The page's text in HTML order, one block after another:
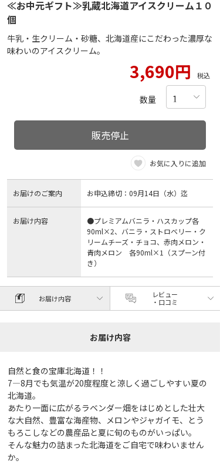
≪お中元ギフト≫乳蔵北海道アイスクリーム１０
個
牛乳・生クリーム・砂糖、北海道産にこだわった濃厚な
味わいのアイスクリーム。
3,690円 税込
数量
販売停止
お気に入りに追加
お届けのご案内 お申込締切：09月14日（水）迄
お届け内容
●プレミアムバニラ・ハスカップ各
90ml×2、バニラ・ストロベリー・ク
リームチーズ・チョコ、赤肉メロン・
青肉メロン 各90ml×1（スプーン付
き）
お届け内容
レビュー
・口コミ
お届け内容
自然と食の宝庫北海道！！
7―8月でも気温が20度程度と涼しく過ごしやすい夏の
北海道。
あたり一面に広がるラベンダー畑をはじめとした壮大
な大自然、豊富な海産物、メロンやジャガイモ、とう
もろこしなどの農産品と夏に旬のものがいっぱい。
そんな魅力の詰まった北海道をご自宅で味わいません
か。